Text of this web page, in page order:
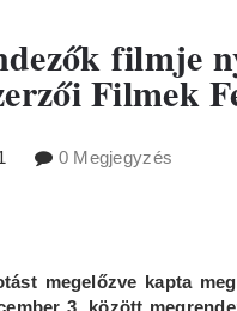
filmje
Filmek
0 Megjegyzés
megelőzve kapta
3. között